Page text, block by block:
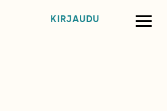
KIRJAUDU